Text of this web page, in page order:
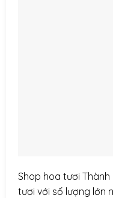
Shop hoa tươi
tươi với số lượng lớn